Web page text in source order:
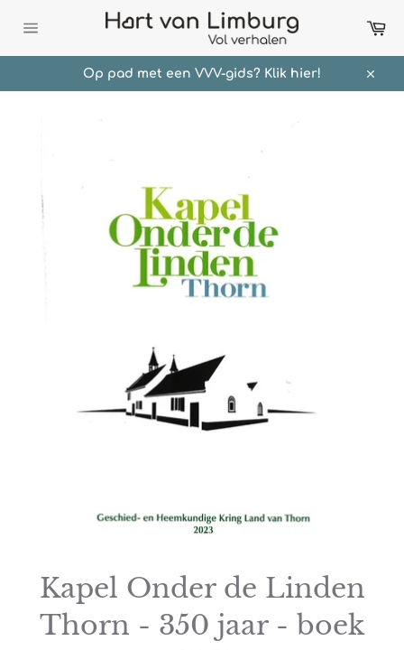
naar
content
Op pad met een VVV-gids? Klik hier!
Kapel Onder de Linden
Thorn - 350 jaar - boek